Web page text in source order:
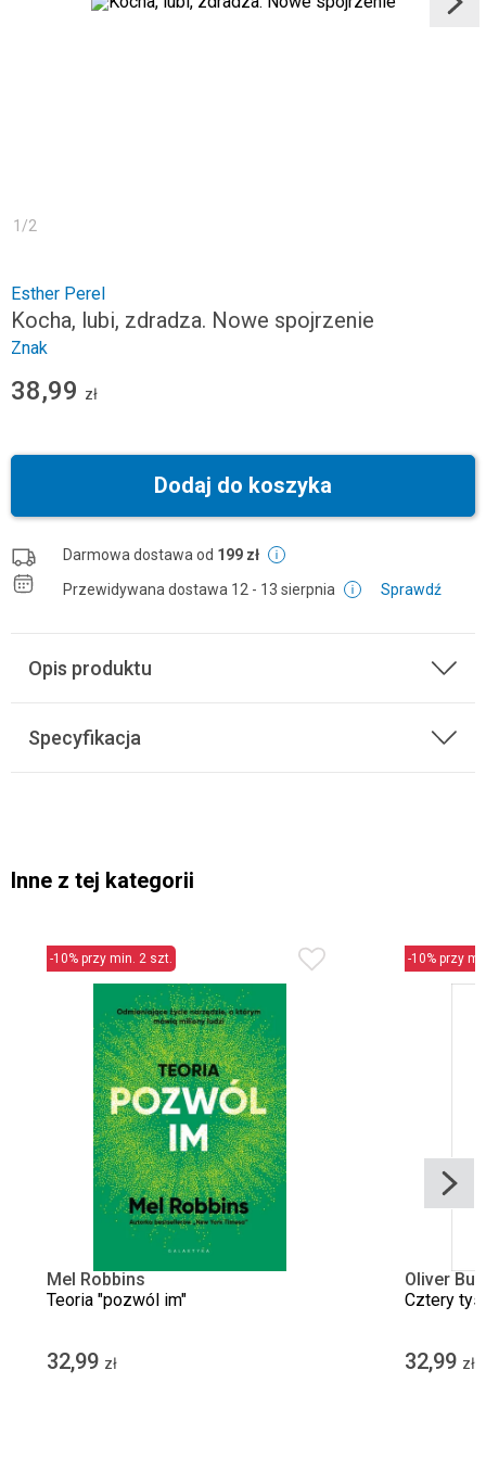
1 /2
Esther Perel
Kocha, lubi, zdradza. Nowe spojrzenie
Znak
38,99 zł
Dodaj do koszyka
Darmowa dostawa od 199 zł
Przewidywana dostawa 12 - 13 sierpnia Sprawdź
Opis produktu
Specyfikacja
Inne z tej kategorii
-10% przy min. 2 szt.
Mel Robbins
Teoria "pozwól im"
32,99 zł
-10% przy
Oliver
Cztery
32,99 zł